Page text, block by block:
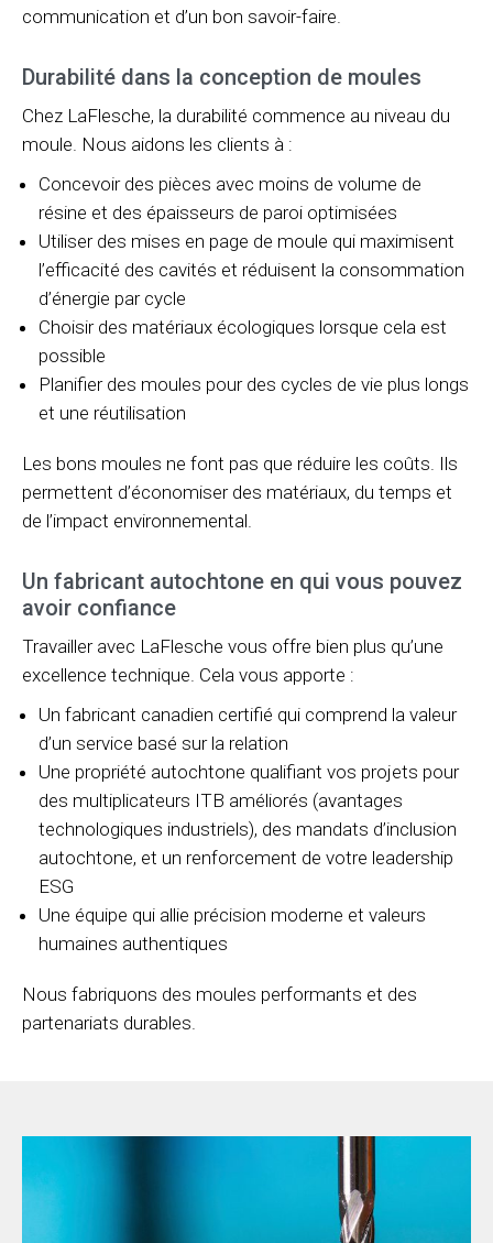
communication et d’un bon savoir-faire.
Durabilité dans la conception de moules
Chez LaFlesche, la durabilité commence au niveau du
moule. Nous aidons les clients à :
Concevoir des pièces avec moins de volume de
résine et des épaisseurs de paroi optimisées
Utiliser des mises en page de moule qui maximisent
l’efficacité des cavités et réduisent la consommation
d’énergie par cycle
Choisir des matériaux écologiques lorsque cela est
possible
Planifier des moules pour des cycles de vie plus longs
et une réutilisation
Les bons moules ne font pas que réduire les coûts. Ils
permettent d’économiser des matériaux, du temps et
de l’impact environnemental.
Un fabricant autochtone en qui vous pouvez
avoir confiance
Travailler avec LaFlesche vous offre bien plus qu’une
excellence technique. Cela vous apporte :
Un fabricant canadien certifié qui comprend la valeur
d’un service basé sur la relation
Une propriété autochtone qualifiant vos projets pour
des multiplicateurs ITB améliorés (avantages
technologiques industriels), des mandats d’inclusion
autochtone, et un renforcement de votre leadership
ESG
Une équipe qui allie précision moderne et valeurs
humaines authentiques
Nous fabriquons des moules performants et des
partenariats durables.